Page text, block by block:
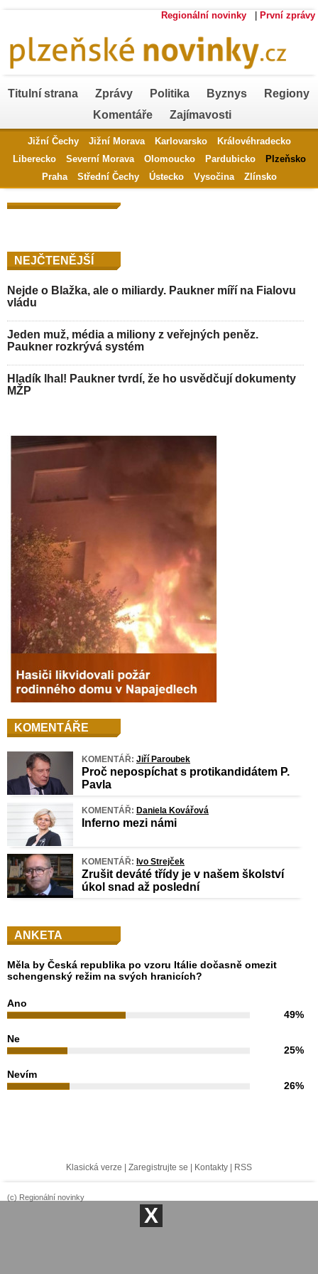
Regionální novinky První zprávy
Titulní strana Zprávy Politika Byznys
Regiony
Komentáře
Zajímavosti
Jižní Čechy Jižní Morava Karlovarsko
Královéhradecko
Liberecko
Severní Morava Olomoucko Pardubicko
Plzeňsko
Praha
Střední Čechy Ústecko Vysočina Zlínsko
NEJČTENĚJŠÍ
Nejde o Blažka, ale o miliardy. Paukner míří na Fialovu
vládu
Jeden muž, média a miliony z veřejných peněz.
Paukner rozkrývá systém
Hladík lhal! Paukner tvrdí, že ho usvědčují dokumenty
MŽP
KOMENTÁŘE
KOMENTÁŘ: Jiří Paroubek
Proč nepospíchat s protikandidátem P.
Pavla
KOMENTÁŘ: Daniela Kovářová
Inferno mezi námi
KOMENTÁŘ: Ivo Strejček
Zrušit deváté třídy je v našem školství
úkol snad až poslední
ANKETA
Měla by Česká republika po vzoru Itálie dočasně omezit
schengenský režim na svých hranicích?
Ano
49%
Ne
25%
Nevím
26%
Klasická verze Zaregistrujte se Kontakty RSS
(c) Regionální novinky
X